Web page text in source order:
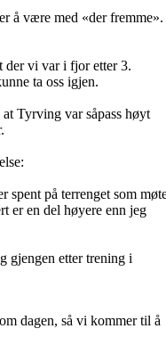
å være med «der fremme».
der vi var i fjor etter 3.
ta oss igjen.
Tyrving var såpass høyt
spent på terrenget som
er en del høyere enn jeg
gjengen etter trening i
dagen, så vi kommer til å